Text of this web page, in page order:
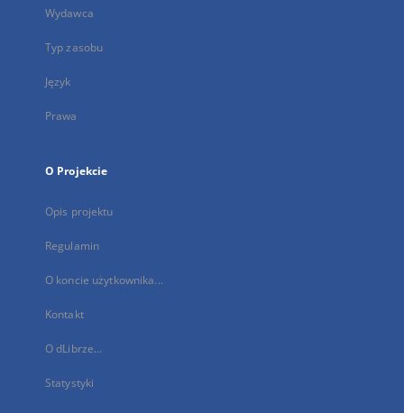
Wydawca
Typ zasobu
Język
Prawa
O Projekcie
Opis projektu
Regulamin
O koncie użytkownika...
Kontakt
O dLibrze...
Statystyki